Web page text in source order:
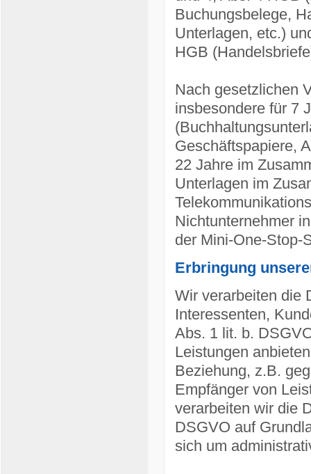
Buchungsbelege,
Unterlagen, etc.)
HGB
Nach gesetzlichen
insbesondere für 7
Geschäftspapiere,
22 Jahre im
Unterlagen im
Nichtunternehmer
der Mini-One-Stop-
Erbringung
Wir verarbeiten die
Interessenten,
Abs. 1 lit. b.
Leistungen
Beziehung, z.B.
Empfänger von
verarbeiten wir die
DSGVO auf
sich um